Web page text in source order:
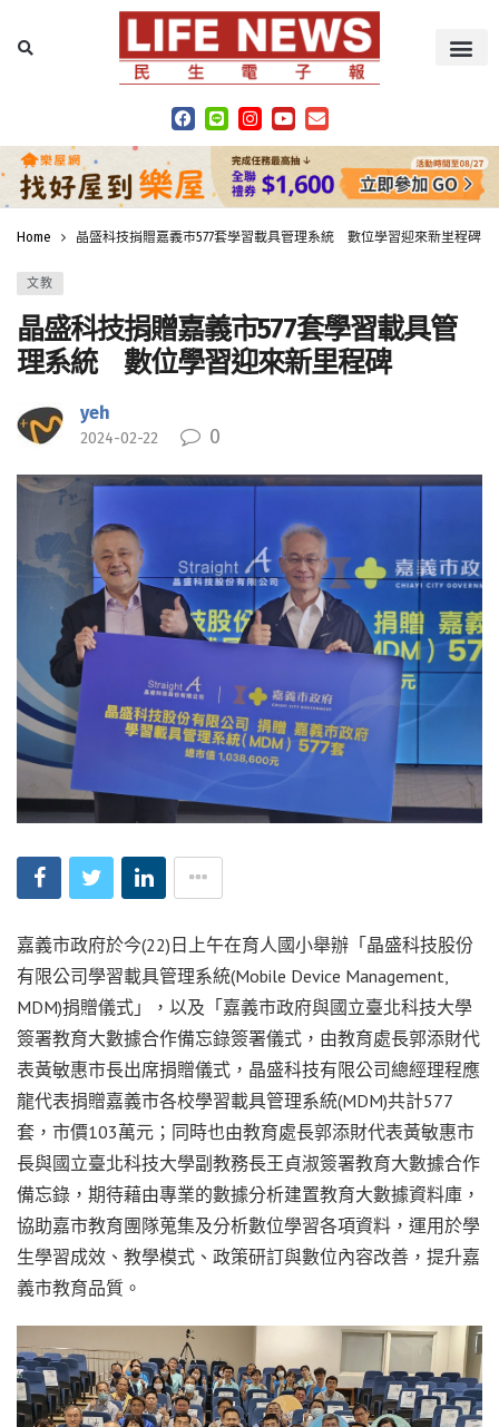
Home 晶盛科技捐贈嘉義市577套學習載具管理系統 數位學習迎來新里程碑
文教
晶盛科技捐贈嘉義市577套學習載具管
理系統 數位學習迎來新里程碑
yeh
2024-02-22 0
嘉義市政府於今(22)日上午在育人國小舉辦「晶盛科技股份
有限公司學習載具管理系統(Mobile Device Management,
MDM)捐贈儀式」，以及「嘉義市政府與國立臺北科技大學
簽署教育大數據合作備忘錄簽署儀式，由教育處長郭添財代
表黃敏惠市長出席捐贈儀式，晶盛科技有限公司總經理程應
龍代表捐贈嘉義市各校學習載具管理系統(MDM)共計577
套，市價103萬元；同時也由教育處長郭添財代表黃敏惠市
長與國立臺北科技大學副教務長王貞淑簽署教育大數據合作
備忘錄，期待藉由專業的數據分析建置教育大數據資料庫，
協助嘉市教育團隊蒐集及分析數位學習各項資料，運用於學
生學習成效、教學模式、政策研訂與數位內容改善，提升嘉
義市教育品質。